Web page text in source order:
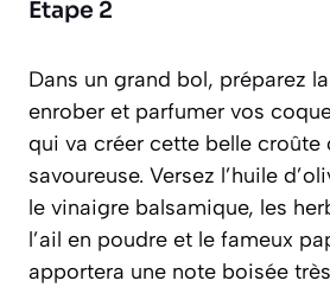
Étape 2
Dans un grand bol, préparez
enrober et parfumer vos
qui va créer cette belle croûte
savoureuse. Versez l’huile
le vinaigre balsamique, les
l’ail en poudre et le fameux
apportera une note boisée